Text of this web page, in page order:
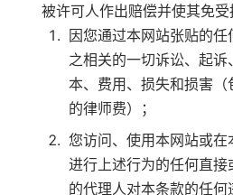
被许可人作出赔偿并使其免受
因您通过本网站张贴的
之相关的一切诉讼、起
本、费用、损失和损害
的律师费）；
您访问、使用本网站或
进行上述行为的任何直
的代理人对本条款的任